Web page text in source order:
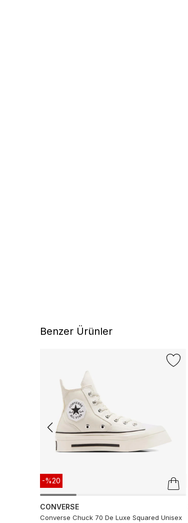
Benzer Ürünler
-%20
CONVERSE
Converse Chuck 70 De Luxe Squared Unisex